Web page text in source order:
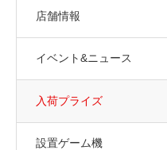
店舗情報
イベント&ニュース
入荷プライズ
設置ゲーム機